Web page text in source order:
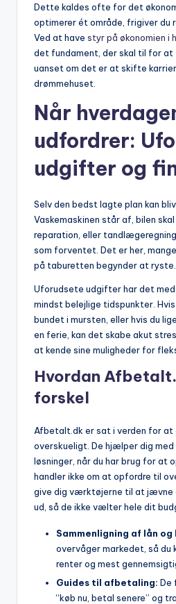
Dette kaldes ofte for det
optimerer ét område, frigiver du
Ved at have styr på økonomien i
det fundament, der skal til for
uanset om det er at skifte
drømmehuset.
Når
udfordrer:
udgifter og
Selv den bedst lagte plan kan
Vaskemaskinen står af, bilen
reparation, eller
som forventet. Det er her,
på taburetten begynder at ryste.
Uforudsete udgifter har det med
mindst belejlige tidspunkter.
bundet i mursten, eller hvis du
en ferie, kan det skabe akut
at kende sine muligheder for
Hvordan
forskel
Afbetalt.dk er sat i verden for at
overskueligt. De hjælper dig
løsninger, når du har brug for at
handler ikke om at opfordre til
give dig værktøjerne til at jævne
ud, så de ikke vælter hele dit
Sammenligning af lån
overvåger markedet, så du
renter og mest
Guides til afbetaling: De
“køb nu, betal senere” og